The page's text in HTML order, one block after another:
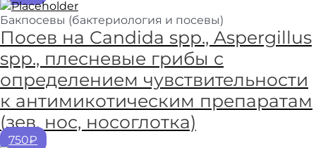
Бакпосевы (бактериология и посевы)
Посев на Candida spp., Aspergillus
spp., плесневые грибы с
определением чувствительности
к антимикотическим препаратам
(зев, нос, носоглотка)
750₽